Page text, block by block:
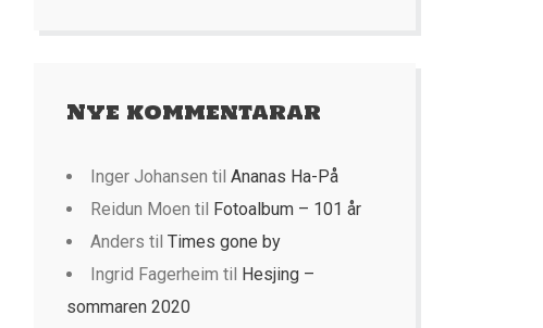
Nye kommentarar
Inger Johansen til Ananas Ha-På
Reidun Moen til Fotoalbum – 101 år
Anders til Times gone by
Ingrid Fagerheim til Hesjing –
sommaren 2020